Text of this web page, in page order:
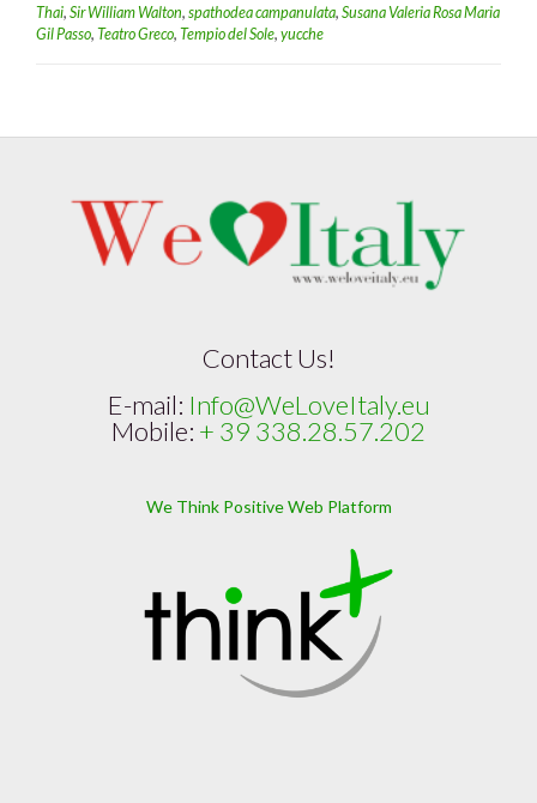
Thai, Sir William Walton, spathodea campanulata, Susana Valeria Rosa Maria
Gil Passo, Teatro Greco, Tempio del Sole, yucche
Contact Us!
E-mail: Info@WeLoveItaly.eu
Mobile: + 39 338.28.57.202
We Think Positive Web Platform